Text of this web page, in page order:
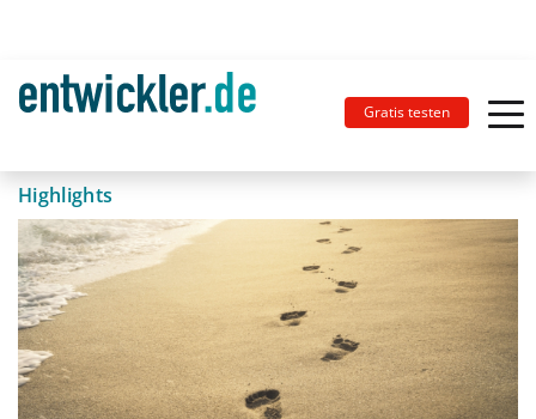
Gratis testen
Highlights